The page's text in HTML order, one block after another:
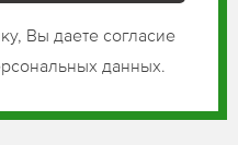
Вы даете согласие
данных.